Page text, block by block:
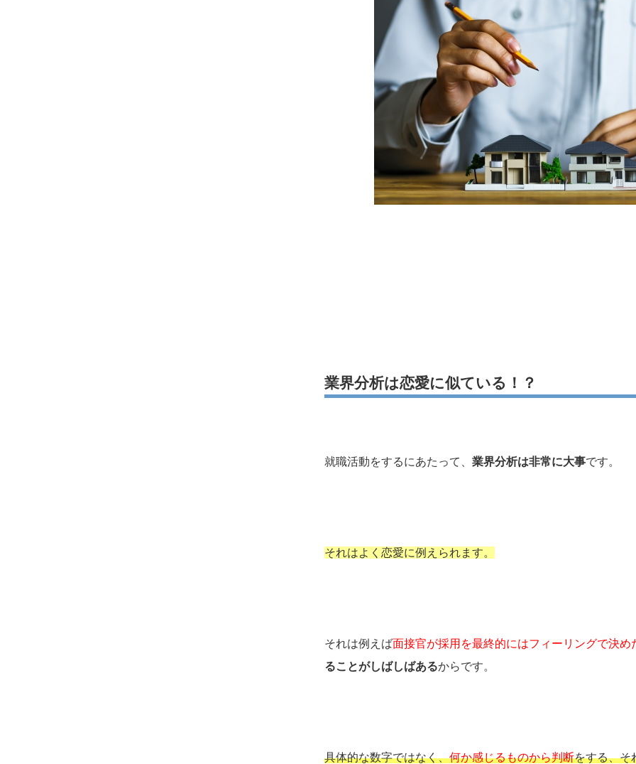
業界分析は恋愛に似ている！？
就職活動をするにあたって、 業界分析は非常に大事です。
それはよく恋愛に例えられます。
それは例えば面接官が採用を最終的にはフィーリングで決め
ることがしばしばあるからです。
具体的な数字ではなく、何か感じるものから判断をする、そ